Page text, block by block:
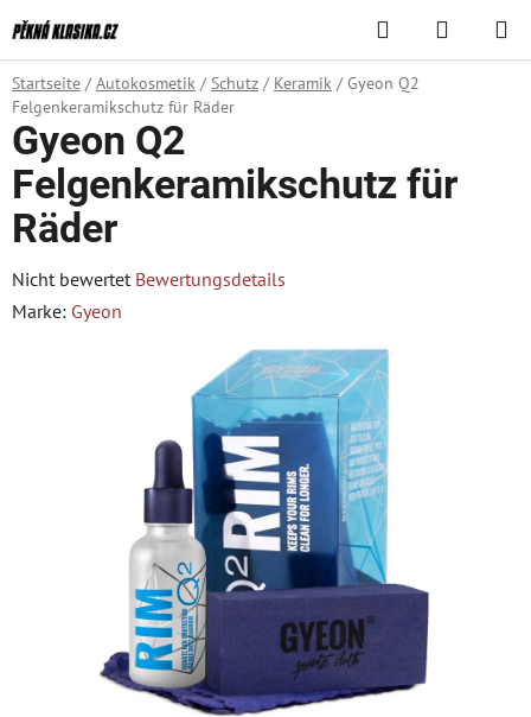
Inhalt
springen
Suchen
Startseite / Autokosmetik / Schutz / Keramik / Gyeon Q2
Felgenkeramikschutz für Räder
Gyeon Q2
Felgenkeramikschutz für
Räder
Die
durchschnittliche
Nicht bewertet Bewertungsdetails
Marke: Gyeon